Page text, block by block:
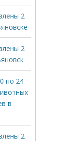
2
2
по 24
в
2